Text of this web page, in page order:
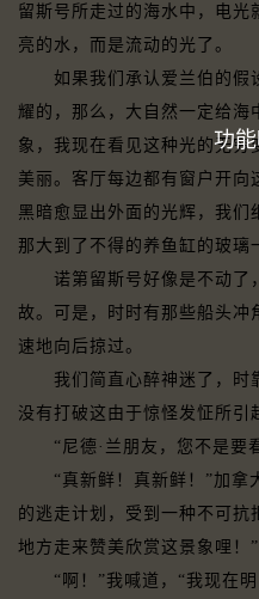
留斯号所走过的海水中，电光
亮的水，而是流动的光了。
如果我们承认爱兰伯的假
耀的，那么，大自然一定给海
象，我现在看见这种光的无穷
美丽。客厅每边都有窗户开向
黑暗愈显出外面的光辉，我们
那大到了不得的养鱼缸的玻璃
诺第留斯号好像是不动了
故。可是，时时有那些船头冲
速地向后掠过。
我们简直心醉神迷了，时靠
没有打破这由于惊怪发怔所引
“尼德·兰朋友，您不是要
“真新鲜！真新鲜！”加拿
的逃走计划，受到一种不可抗
地方走来赞美欣赏这景象哩！”
“啊！”我喊道，“我现在明
功